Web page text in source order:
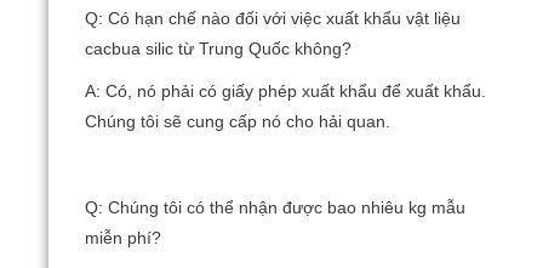
Q: Có hạn chế nào đối với việc xuất khẩu vật liệu
cacbua silic từ Trung Quốc không?
A: Có, nó phải có giấy phép xuất khẩu để xuất khẩu.
Chúng tôi sẽ cung cấp nó cho hải quan.
Q: Chúng tôi có thể nhận được bao nhiêu kg mẫu
miễn phí?